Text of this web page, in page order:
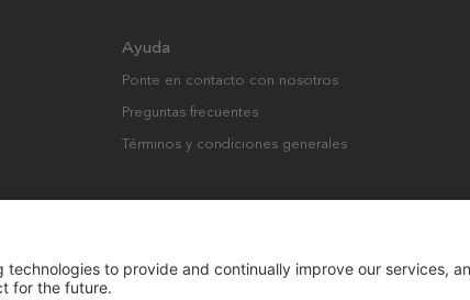
Ayuda
Ponte en contacto con nosotros
Preguntas frecuentes
Términos y condiciones generales